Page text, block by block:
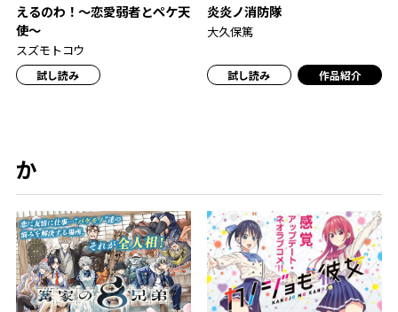
えるのわ！～恋愛弱者とペケ天
使～
スズモトコウ
試し読み
炎炎ノ消防隊
大久保篤
試し読み 作品紹介
か